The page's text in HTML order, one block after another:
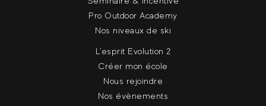
Pro Outdoor Academy
Nos niveaux de ski
L'esprit Evolution 2
Créer mon école
Nous rejoindre
Nos évènements